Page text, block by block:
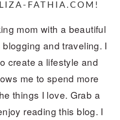
FATHIA.COM!
mom with a beautiful
and traveling. I
create a lifestyle and
me to spend more
things I love. Grab a
reading this blog. I